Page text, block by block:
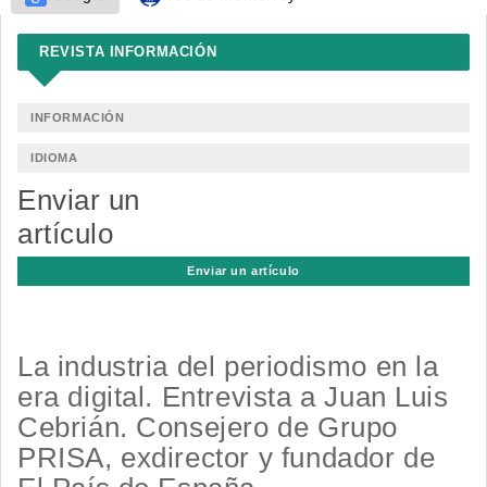
REVISTA INFORMACIÓN
INFORMACIÓN
IDIOMA
Enviar un
artículo
Enviar un artículo
La industria del periodismo en la
era digital. Entrevista a Juan Luis
Cebrián. Consejero de Grupo
PRISA, exdirector y fundador de